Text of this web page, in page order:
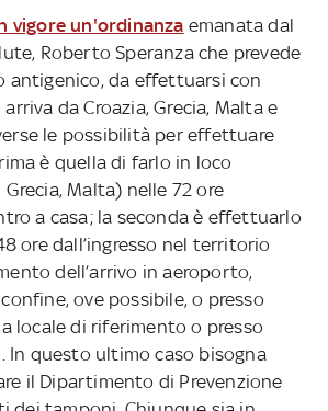
vigore un'ordinanza emanata dal
Roberto Speranza che prevede
antigenico, da effettuarsi con
da Croazia, Grecia, Malta e
le possibilità per effettuare
è quella di farlo in loco
Grecia, Malta) nelle 72 ore
a casa; la seconda è effettuarlo
ore dall’ingresso nel territorio
dell’arrivo in aeroporto,
ove possibile, o presso
locale di riferimento o presso
In questo ultimo caso bisogna
il Dipartimento di Prevenzione